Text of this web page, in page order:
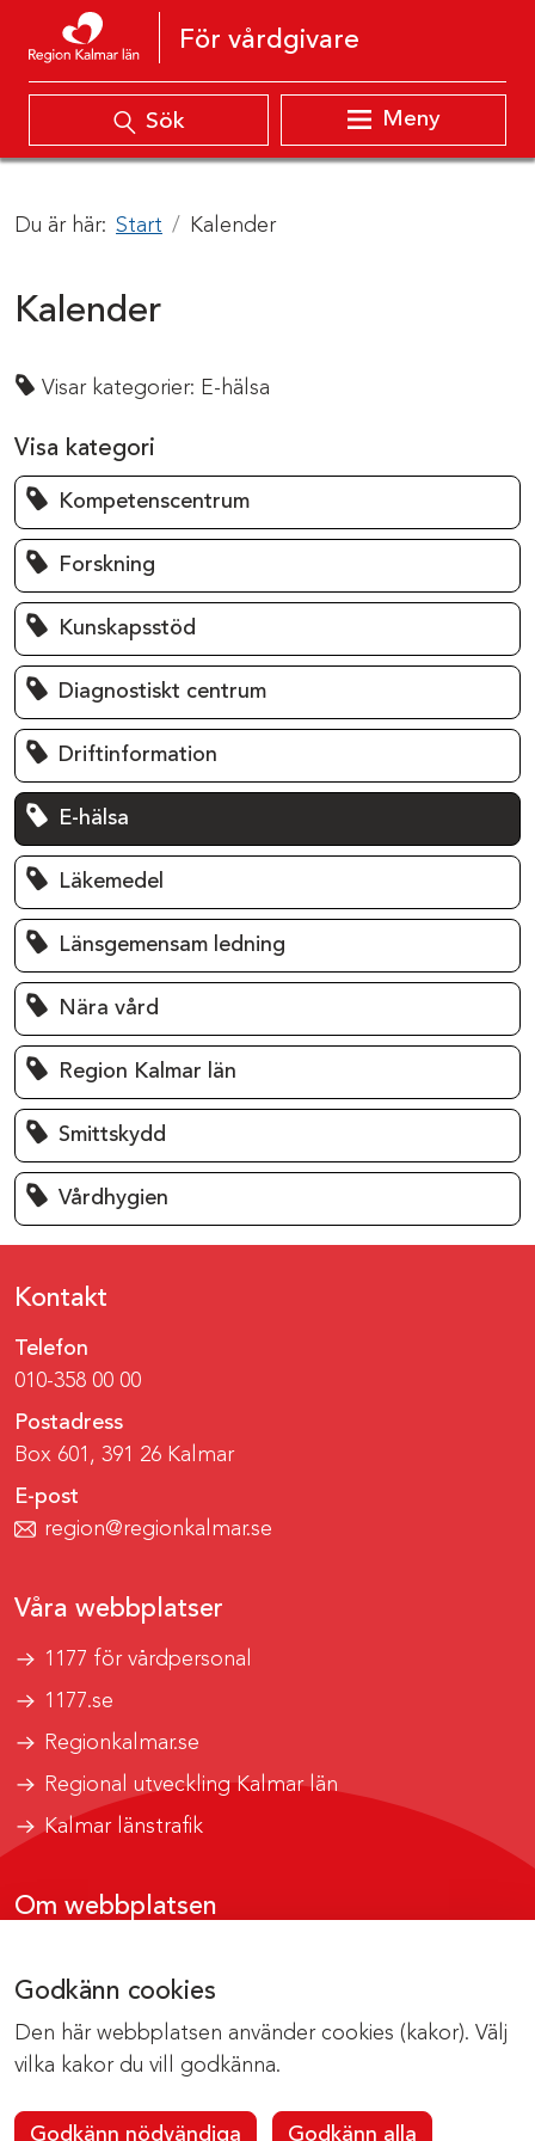
Godkänn cookies
Den här webbplatsen använder cookies (kakor). Välj
vilka kakor du vill godkänna.
Godkänn nödvändiga Godkänn alla
Hoppa till innehåll
För vårdgivare
Sök Meny
Du är här: Start Kalender
Kalender
Visar kategorier: E-hälsa
Visa kategori
Kompetenscentrum
Forskning
Kunskapsstöd
Diagnostiskt centrum
Driftinformation
E-hälsa
Läkemedel
Länsgemensam ledning
Nära vård
Region Kalmar län
Smittskydd
Vårdhygien
Kontakt
Telefon
010-358 00 00
Postadress
Box 601, 391 26 Kalmar
E-post
region@regionkalmar.se
Våra webbplatser
1177 för vårdpersonal
1177.se
Regionkalmar.se
Regional utveckling Kalmar län
Kalmar länstrafik
Om webbplatsen
Om cookies
Kontakta webbredaktionen